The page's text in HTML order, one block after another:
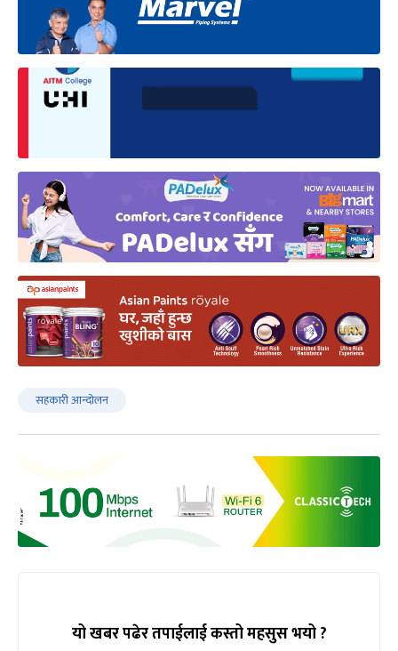
सहकारी आन्दोलन
यो खबर पढेर तपाईलाई कस्तो महसुस भयो ?